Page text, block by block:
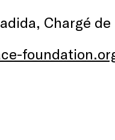
Chargé